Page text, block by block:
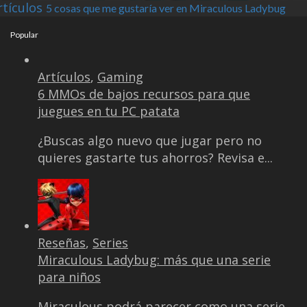
5 cosas que me gustaría ver en Miraculous Ladybug
Popular